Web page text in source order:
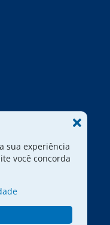
Amigos da Arte
sua experiência
você concorda